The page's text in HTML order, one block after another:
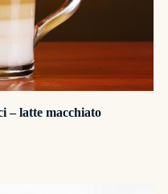
– latte macchiato